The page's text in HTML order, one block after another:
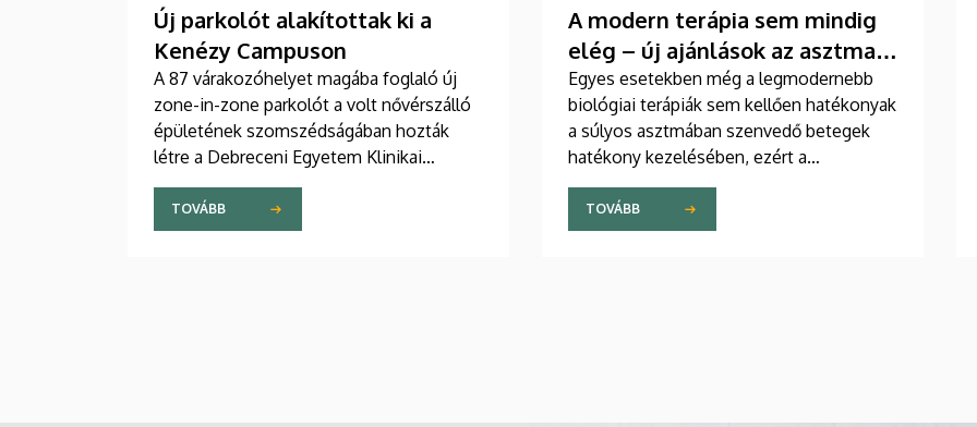
Új parkolót alakítottak ki a
Kenézy Campuson
A 87 várakozóhelyet magába foglaló új
zone-in-zone parkolót a volt nővérszálló
épületének szomszédságában hozták
létre a Debreceni Egyetem Klinikai
Központ Kenézy Gyula Campusán. Az új
területet várhatóan augusztusban nyitják
meg a járművek előtt.
TOVÁBB
A modern terápia sem mindig
elég – új ajánlások az asztma
kezelésében
Egyes esetekben még a legmodernebb
biológiai terápiák sem kellően hatékonyak
a súlyos asztmában szenvedő betegek
hatékony kezelésében, ezért a
szakemberek az új gyógyszerek
kifejlesztésére irányuló kutatások
felgyorsítását sürgetik. A témában a
TOVÁBB